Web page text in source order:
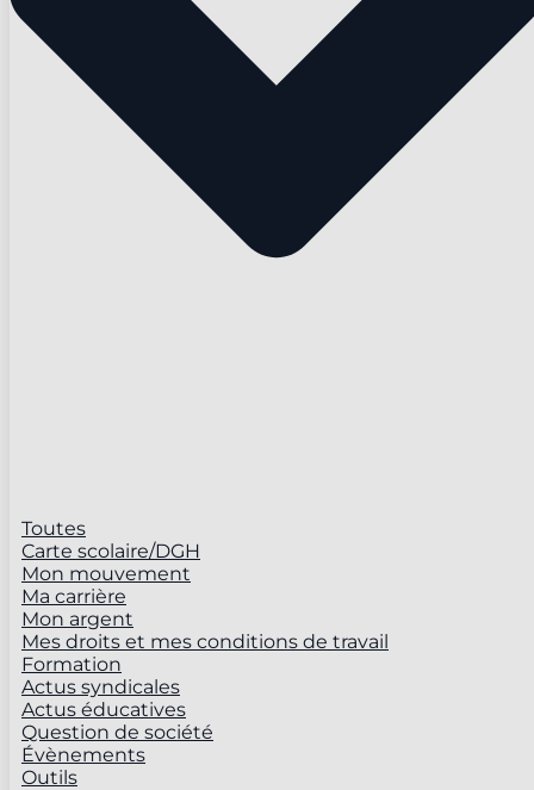
Toutes
Carte scolaire/DGH
Mon mouvement
Ma carrière
Mon argent
Mes droits et mes conditions de travail
Formation
Actus syndicales
Actus éducatives
Question de société
Évènements
Outils